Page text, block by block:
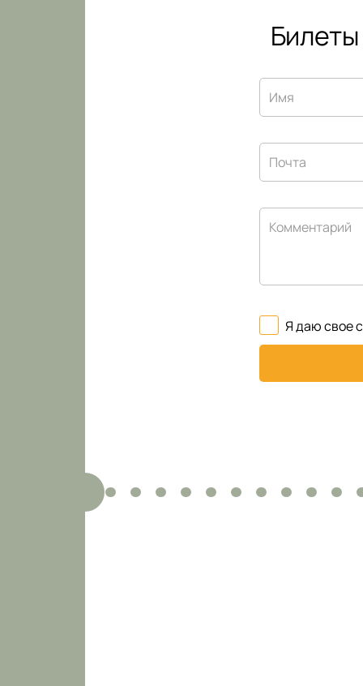
Имя
Почта
Комментарий
Я даю свое